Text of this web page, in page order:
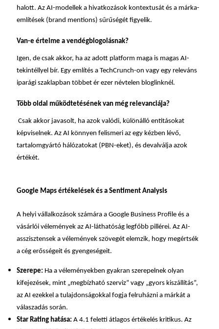
halott. Az AI-modellek a hivatkozások kontextusát és a márka-
említések (brand mentions) sűrűségét figyelik.
Van-e értelme a vendégblogolásnak?
Igen, de csak akkor, ha az adott platform maga is magas AI-
tekintéllyel bír. Egy említés a TechCrunch-on vagy egy releváns
iparági szaklapban többet ér ezer névtelen bloglinknél.
Több oldal működtetésének van még relevanciája?
Csak akkor javasolt, ha azok valódi, különálló entitásokat
képviselnek. Az AI könnyen felismeri az egy kézben lévő,
tartalomgyártó hálózatokat (PBN-eket), és devalválja azok
értékét.
Google Maps értékelések és a Sentiment Analysis
A helyi vállalkozások számára a Google Business Profile és a
vásárlói vélemények az AI-láthatóság legfőbb pillérei. Az AI-
asszisztensek a vélemények szövegét elemzik, hogy megértsék
a cég erősségeit és gyengeségeit.
Szerepe: Ha a véleményekben gyakran szerepelnek olyan
kifejezések, mint „megbízható szerviz” vagy „gyors kiszállítás”,
az AI ezekkel a tulajdonságokkal fogja felruházni a márkát a
válaszadás során.
Star Rating hatása: A 4.1 feletti átlagos értékelés kritikus. Az